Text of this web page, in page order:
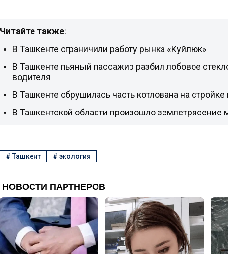
Читайте также:
В Ташкенте ограничили работу рынка «Куйлюк»
В Ташкенте пьяный пассажир разбил лобовое
водителя
В Ташкенте обрушилась часть котлована на стройке
В Ташкентской области произошло землетрясение
#Ташкент # экология